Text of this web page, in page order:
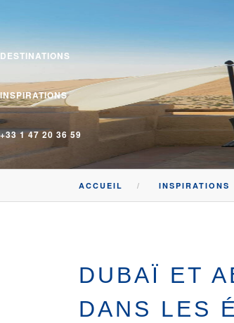
DESTINATIONS
INSPIRATIONS
+33 1 47 20 36 59
ACCUEIL INSPIRATIONS
DUBAÏ ET
DANS LES